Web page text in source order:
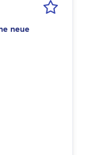
neue